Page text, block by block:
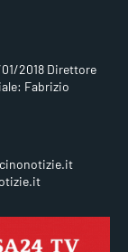
2018 Direttore
Fabrizio